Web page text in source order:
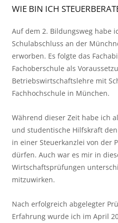
WIE BIN ICH
Auf dem 2. Bildungsweg habe
Schulabschluss an der
erworben. Es folgte das
Fachoberschule als
Betriebswirtschaftslehre mit
Fachhochschule in München.
Während dieser Zeit habe ich
und studentische Hilfskraft
in einer Steuerkanzlei von der
dürfen. Auch war es mir in
Wirtschaftsprüfungen
mitzuwirken.
Nach erfolgreich abgelegter
Erfahrung wurde ich im April